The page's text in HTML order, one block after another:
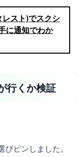
スト)でスクシ
に通知でわか
行くか検証
ピンしました。